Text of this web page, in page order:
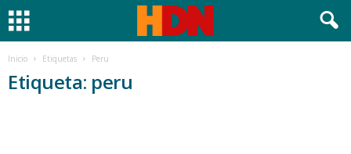
Inicio Etiquetas Peru
Etiqueta: peru